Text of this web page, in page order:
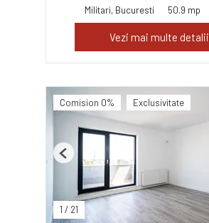
Militari, Bucuresti
50.9 mp
Vezi mai multe detalii
Comision 0% Exclusivitate
1 / 21
Previous